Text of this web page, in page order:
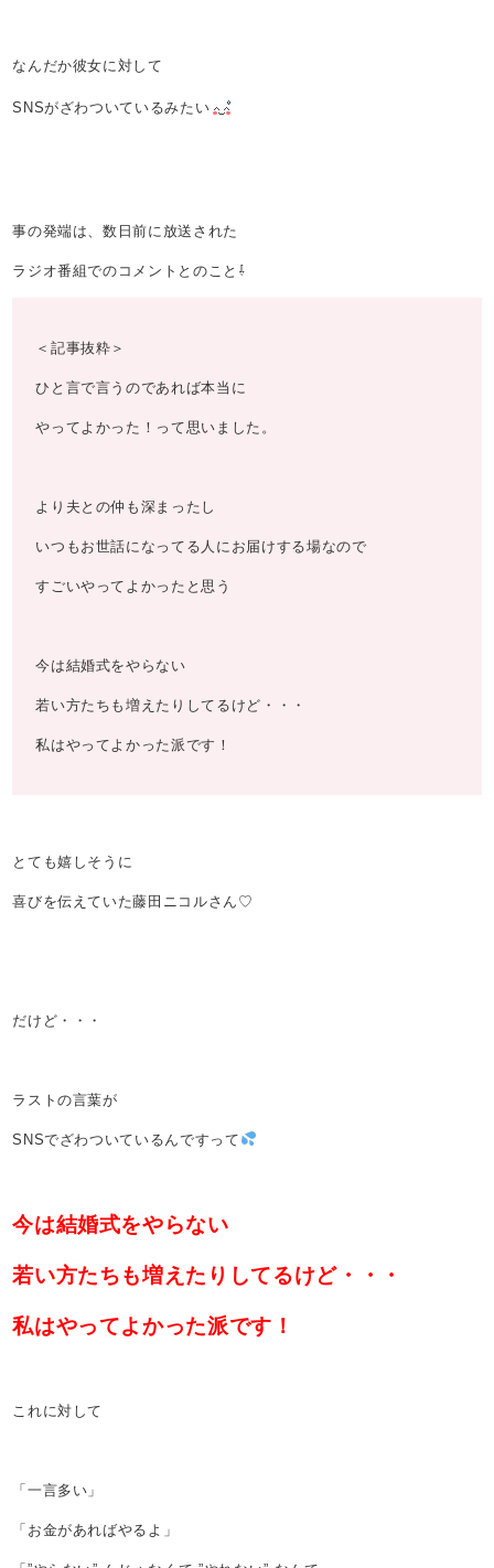
なんだか彼女に対して
SNSがざわついているみたい
事の発端は、数日前に放送された
ラジオ番組でのコメントとのこと⇩
＜記事抜粋＞
ひと言で言うのであれば本当に
やってよかった！って思いました。
より夫との仲も深まったし
いつもお世話になってる人にお届けする場なので
すごいやってよかったと思う
今は結婚式をやらない
若い方たちも増えたりしてるけど・・・
私はやってよかった派です！
とても嬉しそうに
喜びを伝えていた藤田ニコルさん♡
だけど・・・
ラストの言葉が
SNSでざわついているんですって
今は結婚式をやらない
若い方たちも増えたりしてるけど・・・
私はやってよかった派です！
これに対して
「一言多い」
「お金があればやるよ」